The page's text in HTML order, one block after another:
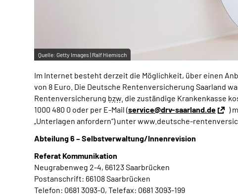
Quelle: Getty Images | Ralf Hiemisch
Im Internet besteht derzeit die Möglichkeit, über einen
von 8 Euro. Die Deutsche Rentenversicherung Saarland
Rentenversicherung bzw. die zuständige Krankenkasse
1000 480 0 oder per E-Mail (service@drv-saarland.de
)
„Unterlagen anfordern“) unter www.deutsche-
Abteilung 6 – Selbstverwaltung/Innenrevision
Referat Kommunikation
Neugrabenweg 2-4, 66123 Saarbrücken
Postanschrift: 66108 Saarbrücken
Telefon: 0681 3093-0, Telefax: 0681 3093-199